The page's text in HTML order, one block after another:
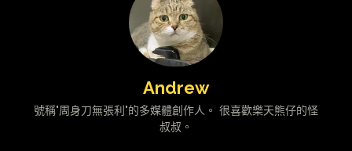
Andrew
號稱"周身刀無張利"的多媒體創作人。 很喜歡樂天熊仔的怪
叔叔。